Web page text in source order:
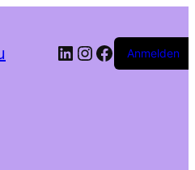
LinkedIn
Instagram
Facebook
Anmelden